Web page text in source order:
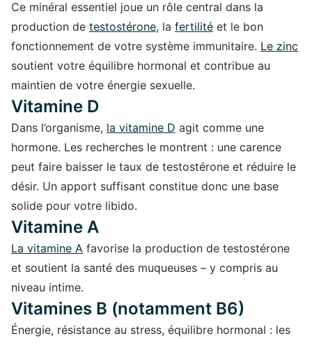
Ce minéral essentiel joue un rôle central dans la
production de testostérone, la fertilité et le bon
fonctionnement de votre système immunitaire. Le zinc
soutient votre équilibre hormonal et contribue au
maintien de votre énergie sexuelle.
Vitamine D
Dans l’organisme, la vitamine D agit comme une
hormone. Les recherches le montrent : une carence
peut faire baisser le taux de testostérone et réduire le
désir. Un apport suffisant constitue donc une base
solide pour votre libido.
Vitamine A
La vitamine A favorise la production de testostérone
et soutient la santé des muqueuses – y compris au
niveau intime.
Vitamines B (notamment B6)
Énergie, résistance au stress, équilibre hormonal : les